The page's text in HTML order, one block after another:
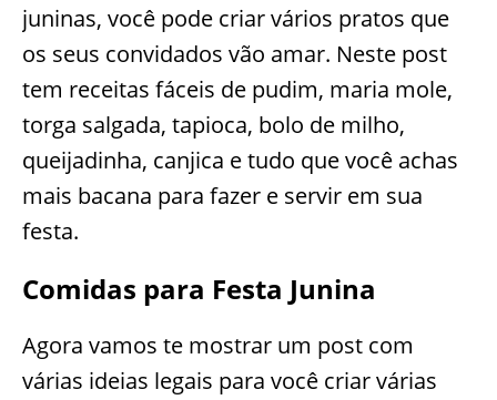
juninas, você pode criar vários pratos que
os seus convidados vão amar. Neste post
tem receitas fáceis de pudim, maria mole,
torga salgada, tapioca, bolo de milho,
queijadinha, canjica e tudo que você achas
mais bacana para fazer e servir em sua
festa.
Comidas para Festa Junina
Agora vamos te mostrar um post com
várias ideias legais para você criar várias